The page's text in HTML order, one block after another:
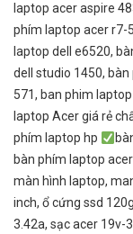
laptop acer aspire
phím laptop acer r7-
laptop dell e6520,
dell studio 1450,
571, ban phim laptop
laptop Acer giá rẻ
phím laptop hp
bàn phím laptop acer
màn hình laptop,
inch, ổ cứng ssd
3.42a, sạc acer 19v-